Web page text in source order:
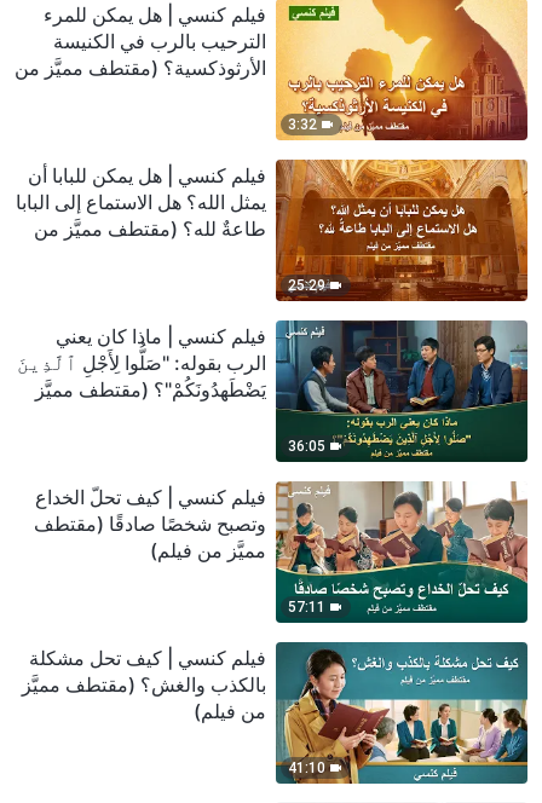
3:32
فيلم كنسي | هل يمكن للمرء
الترحيب بالرب في الكنيسة
الأرثوذكسية؟ (مقتطف مميَّز من
25:29
فيلم كنسي | هل يمكن للبابا أن
يمثل الله؟ هل الاستماع إلى البابا
طاعةٌ لله؟ (مقتطف مميَّز من
36:05
فيلم كنسي | ماذا كان يعني
الرب بقوله: "صَلُّوا لِأَجْلِ ٱلَّذِينَ
يَضْطَهِدُونَكُمْ"؟ (مقتطف مميَّز
57:11
فيلم كنسي | كيف تحلّ الخداع
وتصبح شخصًا صادقًا (مقتطف
مميَّز من فيلم)
41:10
فيلم كنسي | كيف تحل مشكلة
بالكذب والغش؟ (مقتطف مميَّز
من فيلم)